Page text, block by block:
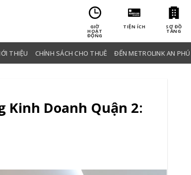
GIỜ
HOẠT
ĐỘNG
TIỆN ÍCH SƠ ĐỒ
TẦNG
THIỆU CHÍNH SÁCH CHO THUÊ ĐẾN METROLINK AN PHÚ
Kinh Doanh Quận 2: